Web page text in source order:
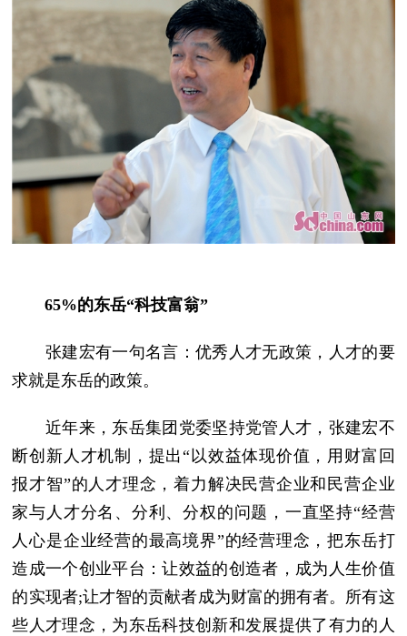
65%的东岳“科技富翁”
张建宏有一句名言：优秀人才无政策，人才的要
求就是东岳的政策。
近年来，东岳集团党委坚持党管人才，张建宏不
断创新人才机制，提出“以效益体现价值，用财富回
报才智”的人才理念，着力解决民营企业和民营企业
家与人才分名、分利、分权的问题，一直坚持“经营
人心是企业经营的最高境界”的经营理念，把东岳打
造成一个创业平台：让效益的创造者，成为人生价值
的实现者;让才智的贡献者成为财富的拥有者。所有这
些人才理念，为东岳科技创新和发展提供了有力的人